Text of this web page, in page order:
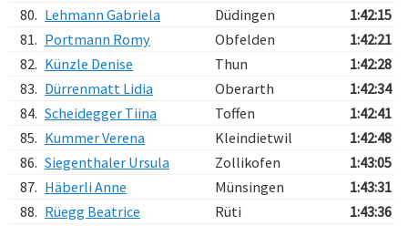
80. Lehmann Gabriela Düdingen
1:42:15
81. Portmann Romy Obfelden
1:42:21
82. Künzle Denise Thun
1:42:28
83. Dürrenmatt Lidia Oberarth
1:42:34
84. Scheidegger Tiina Toffen
1:42:41
85. Kummer Verena Kleindietwil
1:42:48
86. Siegenthaler Ursula Zollikofen
1:43:05
87. Häberli Anne Münsingen
1:43:31
88. Rüegg Beatrice Rüti
1:43:36